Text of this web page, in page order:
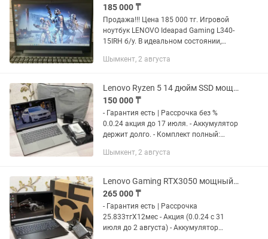
185 000 ₸
Продажа!!! Цена 185 000 тг. Игровой
ноутбук LENOVO Ideapad Gaming L340-
15IRH б/у. В идеальном состоянии,
Процессор Intel CORE i7 9750H 2.60 GНz
Шымкент, 2 августа
Lenovo Ryzen 5 14 дюйм SSD мощный ноутбук в идеальном состоянии
150 000 ₸
- Гарантия есть | Рассрочка без %
0.0.24 акция до 17 июля. - Аккумулятор
держит долго. - Комплект полный:
оригинальная зарядка. - Работает
Шымкент, 2 августа
Lenovo Gaming RTX3050 мощный игровой ноутбук в идеальном состояний
265 000 ₸
- Гарантия есть | Рассрочка
25.833тгХ12мес - Акция (0.0.24 с 31
июля до 2 августа) - Аккумулятор